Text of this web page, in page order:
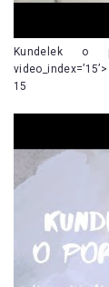
Kundelek o
video_index=’15’>
15